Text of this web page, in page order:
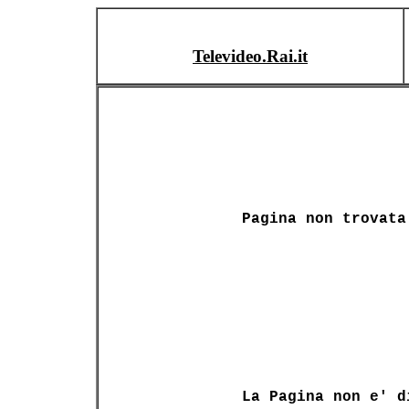
Televideo.Rai.it
Pagina non trovata
La Pagina non e'